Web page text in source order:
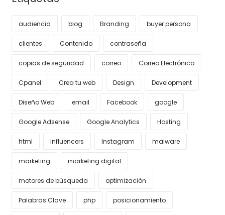
audiencia blog Branding buyer persona
clientes Contenido contraseña
copias de seguridad correo Correo Electrónico
Cpanel Crea tu web Design Development
Diseño Web email Facebook google
Google Adsense Google Analytics Hosting
html Influencers Instagram malware
marketing marketing digital
motores de búsqueda optimización
Palabras Clave php posicionamiento